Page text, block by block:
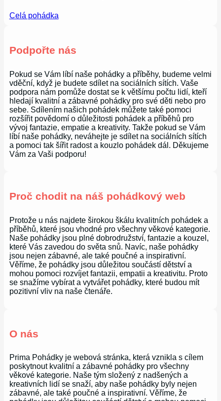
Celá pohádka
Podpořte nás
Pokud se Vám líbí naše pohádky a příběhy, budeme velmi
vděční, když je budete sdílet na sociálních sítích. Vaše
podpora nám pomůže dostat se k většímu počtu lidí, kteří
hledají kvalitní a zábavné pohádky pro své děti nebo pro
sebe. Sdílením našich pohádek můžete také pomoci
rozšířit povědomí o důležitosti pohádek a příběhů pro
vývoj fantazie, empatie a kreativity. Takže pokud se Vám
líbí naše pohádky, neváhejte je sdílet na sociálních sítích
a pomoci tak šířit radost a kouzlo pohádek dál. Děkujeme
Vám za Vaši podporu!
Proč chodit na náš pohádkový web
Protože u nás najdete širokou škálu kvalitních pohádek a
příběhů, které jsou vhodné pro všechny věkové kategorie.
Naše pohádky jsou plné dobrodružství, fantazie a kouzel,
které Vás zavedou do světa snů. Navíc, naše pohádky
jsou nejen zábavné, ale také poučné a inspirativní.
Věříme, že pohádky jsou důležitou součástí dětství a
mohou pomoci rozvíjet fantazii, empatii a kreativitu. Proto
se snažíme vybírat a vytvářet pohádky, které budou mít
pozitivní vliv na naše čtenáře.
O nás
Prima Pohádky je webová stránka, která vznikla s cílem
poskytnout kvalitní a zábavné pohádky pro všechny
věkové kategorie. Naše tým složený z nadšených a
kreativních lidí se snaží, aby naše pohádky byly nejen
zábavné, ale také poučné a inspirativní. Věříme, že